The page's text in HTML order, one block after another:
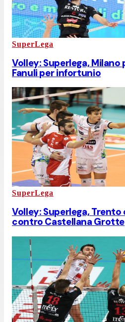
SuperLega
Volley: Superlega, Milano
Fanuli per infortunio
SuperLega
Volley: Superlega,
contro Castellana Grotte